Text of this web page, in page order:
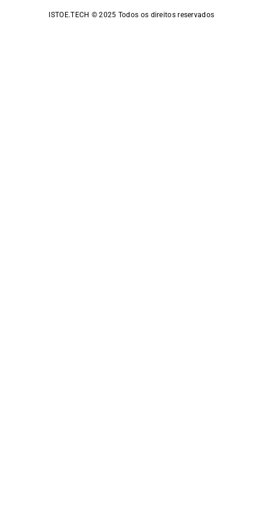
ISTOE.TECH © 2025 Todos os direitos reservados